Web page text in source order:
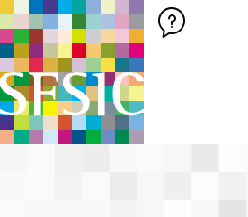
SFSIC SOCIÉTÉ FRANÇAISE DES
Société